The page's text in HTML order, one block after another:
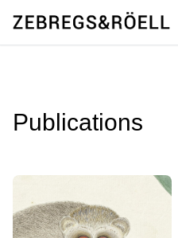
Publications